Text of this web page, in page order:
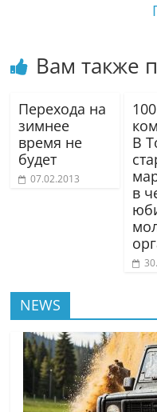
Вам также
Перехода на
зимнее
время не
будет
07.02.2013
В
в
NEWS